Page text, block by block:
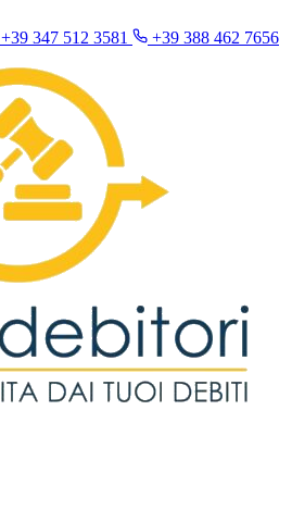
+39 347 512 3581
+39 388 462 7656